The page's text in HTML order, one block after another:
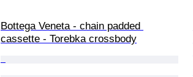
Bottega Veneta - chain padded
cassette - Torebka crossbody